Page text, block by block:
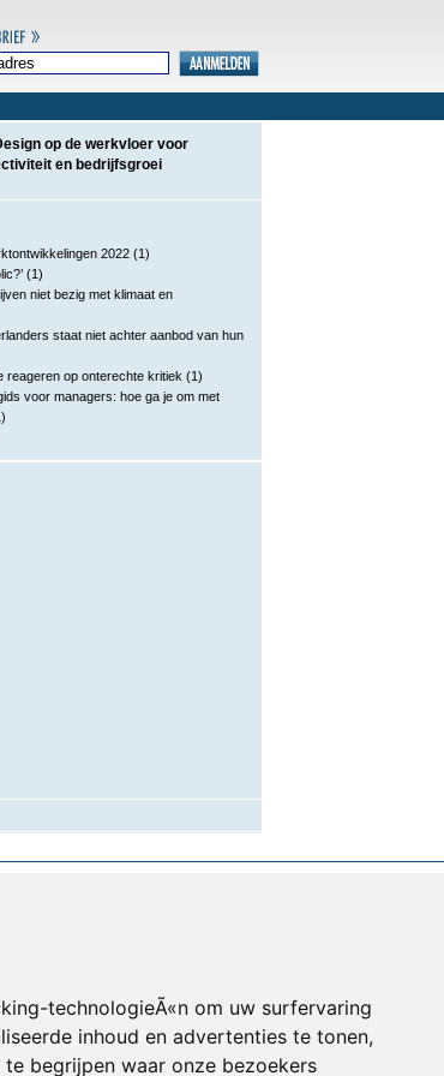
technologieÃ«n om uw surfervaring
inhoud en advertenties te tonen,
begrijpen waar onze bezoekers
op de werkvloer voor
en bedrijfsgroei
2022 (1)
(1)
niet bezig met klimaat en
staat niet achter aanbod van hun
reageren op onterechte kritiek (1)
voor managers: hoe ga je om met